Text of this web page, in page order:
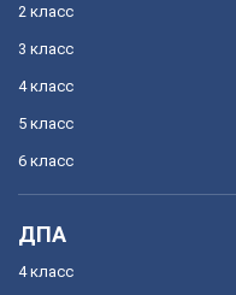
2 класс
3 класс
4 класс
5 класс
6 класс
ДПА
4 класс